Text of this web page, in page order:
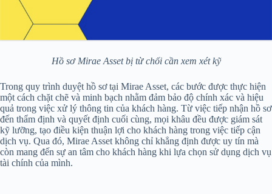
Hồ sơ Mirae Asset bị từ chối cần xem xét kỹ
Trong quy trình duyệt hồ sơ tại Mirae Asset, các bước được thực hiện
một cách chặt chẽ và minh bạch nhằm đảm bảo độ chính xác và hiệu
quả trong việc xử lý thông tin của khách hàng. Từ việc tiếp nhận hồ sơ
đến thẩm định và quyết định cuối cùng, mọi khâu đều được giám sát
kỹ lưỡng, tạo điều kiện thuận lợi cho khách hàng trong việc tiếp cận
dịch vụ. Qua đó, Mirae Asset không chỉ khẳng định được uy tín mà
còn mang đến sự an tâm cho khách hàng khi lựa chọn sử dụng dịch vụ
tài chính của mình.